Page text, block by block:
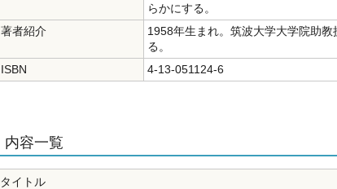
らかにする。
著者紹介
1958年生まれ。筑波大学大学院助
る。
ISBN
4-13-051124-6
内容一覧
タイトル